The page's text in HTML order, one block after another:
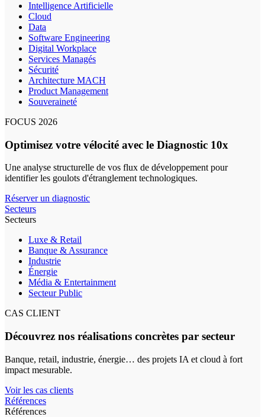
Intelligence Artificielle
Cloud
Data
Software Engineering
Digital Workplace
Services Managés
Sécurité
Architecture MACH
Product Management
Souveraineté
FOCUS 2026
Optimisez votre vélocité avec le Diagnostic 10x
Une analyse structurelle de vos flux de développement pour
identifier les goulots d'étranglement technologiques.
Réserver un diagnostic
Secteurs
Secteurs
Luxe & Retail
Banque & Assurance
Industrie
Énergie
Média & Entertainment
Secteur Public
CAS CLIENT
Découvrez nos réalisations concrètes par secteur
Banque, retail, industrie, énergie… des projets IA et cloud à fort
impact mesurable.
Voir les cas clients
Références
Références